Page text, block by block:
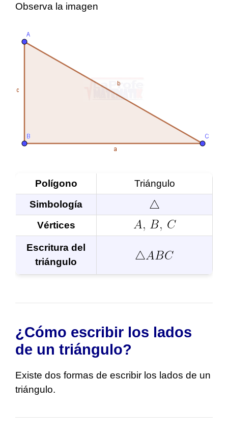
Observa la imagen
Polígono
Triángulo
Simbología
Vértices
Escritura del
triángulo
¿Cómo escribir los lados
de un triángulo?
Existe dos formas de escribir los lados de un
triángulo.